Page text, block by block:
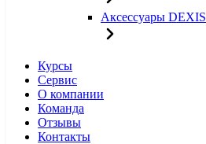
Аксессуары DEXIS
Курсы
Сервис
О компании
Команда
Отзывы
Контакты